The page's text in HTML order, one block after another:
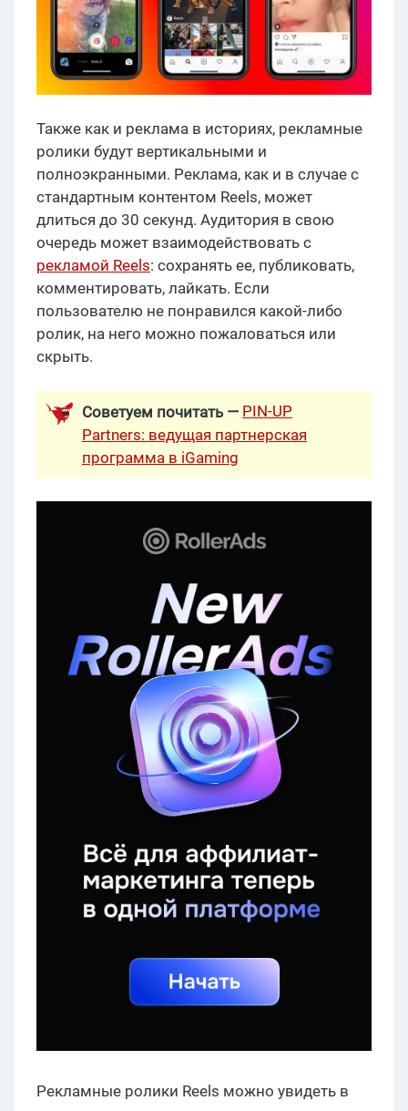
Также как и реклама в историях, рекламные
ролики будут вертикальными и
полноэкранными. Реклама, как и в случае с
стандартным контентом Reels, может
длиться до 30 секунд. Аудитория в свою
очередь может взаимодействовать с
рекламой Reels: сохранять ее, публиковать,
комментировать, лайкать. Если
пользователю не понравился какой-либо
ролик, на него можно пожаловаться или
скрыть.
Советуем почитать — PIN-UP
Partners: ведущая партнерская
программа в iGaming
Рекламные ролики Reels можно увидеть в